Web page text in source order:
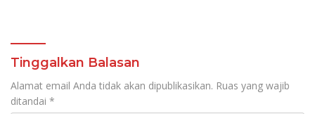
Tinggalkan Balasan
Alamat email Anda tidak akan dipublikasikan. Ruas yang wajib
ditandai *